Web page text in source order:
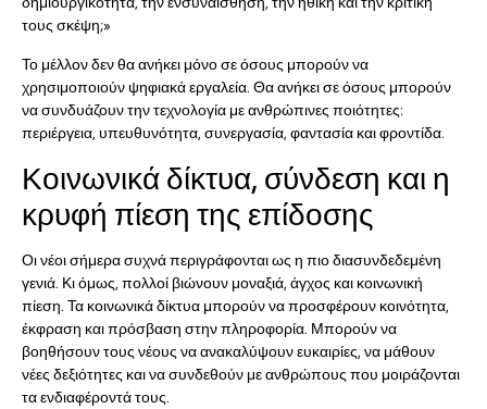
τους σκέψη;»
Το μέλλον δεν θα ανήκει μόνο σε όσους μπορούν να
χρησιμοποιούν ψηφιακά εργαλεία. Θα ανήκει σε όσους μπορούν
να συνδυάζουν την τεχνολογία με ανθρώπινες ποιότητες:
περιέργεια, υπευθυνότητα, συνεργασία, φαντασία και φροντίδα.
Κοινωνικά δίκτυα, σύνδεση και η
κρυφή πίεση της επίδοσης
Οι νέοι σήμερα συχνά περιγράφονται ως η πιο διασυνδεδεμένη
γενιά. Κι όμως, πολλοί βιώνουν μοναξιά, άγχος και κοινωνική
πίεση. Τα κοινωνικά δίκτυα μπορούν να προσφέρουν κοινότητα,
έκφραση και πρόσβαση στην πληροφορία. Μπορούν να
βοηθήσουν τους νέους να ανακαλύψουν ευκαιρίες, να μάθουν
νέες δεξιότητες και να συνδεθούν με ανθρώπους που μοιράζονται
τα ενδιαφέροντά τους.